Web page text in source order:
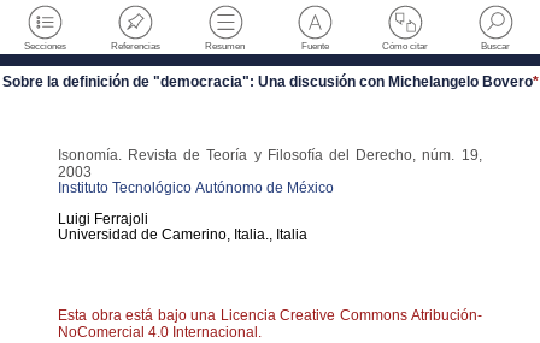
Secciones Referencias Resumen Fuente Cómo citar Buscar
Sobre la definición de "democracia": Una discusión con Michelangelo Bovero*
Isonomía. Revista de Teoría y Filosofía del Derecho, núm. 19,
2003
Instituto Tecnológico Autónomo de México
Luigi Ferrajoli
Universidad de Camerino, Italia., Italia
Esta obra está bajo una Licencia Creative Commons Atribución-
NoComercial 4.0 Internacional.